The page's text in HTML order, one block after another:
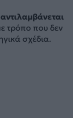
τρόπο που δεν
σχέδια.